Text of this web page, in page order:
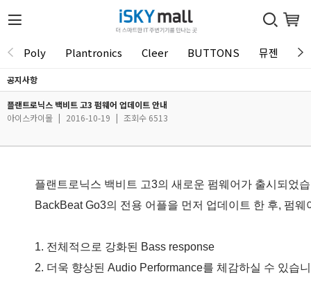
Poly Plantronics Cleer BUTTONS 뮤젠
공지사항
플랜트로닉스 백비트 고3 펌웨어 업데이트 안내
아이스카이몰 | 2016-10-19 | 조회수 6513
플랜트로닉스 백비트 고3의 새로운 펌웨어가 출시되었
BackBeat Go3의 전용 어플을 먼저 업데이트 한 후, 펌
1. 전체적으로 강화된 Bass response
2. 더욱 향상된 Audio Performance를 체감하실 수 있습